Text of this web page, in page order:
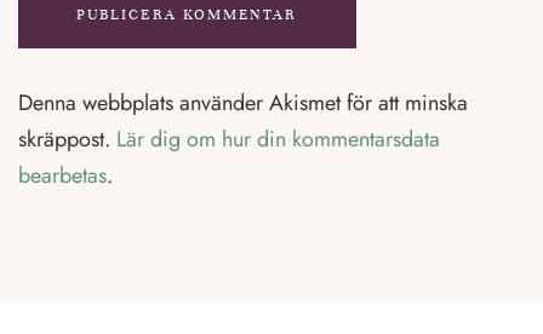
Denna webbplats använder Akismet för att minska
skräppost. Lär dig om hur din kommentarsdata
bearbetas.